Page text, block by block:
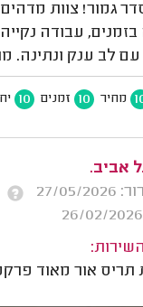
גמור! צוות מדהים,
עבודה
לב ענק ונתינה.
מחיר 10 זמנים 10
אביב.
2026
תריס אור מאוד